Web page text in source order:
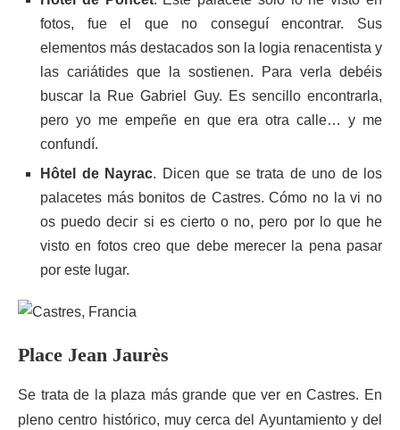
fotos, fue el que no conseguí encontrar. Sus
elementos más destacados son la logia renacentista y
las cariátides que la sostienen. Para verla debéis
buscar la Rue Gabriel Guy. Es sencillo encontrarla,
pero yo me empeñe en que era otra calle… y me
confundí.
Hôtel de Nayrac. Dicen que se trata de uno de los
palacetes más bonitos de Castres. Cómo no la vi no
os puedo decir si es cierto o no, pero por lo que he
visto en fotos creo que debe merecer la pena pasar
por este lugar.
Place Jean Jaurès
Se trata de la plaza más grande que ver en Castres. En
pleno centro histórico, muy cerca del Ayuntamiento y del